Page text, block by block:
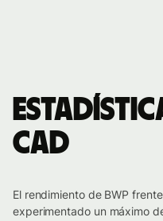
CAD
El rendimiento de BWP
experimentado un máximo